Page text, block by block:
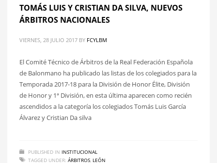
TOMÁS LUIS Y CRISTIAN DA SILVA, NUEVOS
ÁRBITROS NACIONALES
VIERNES, 28 JULIO 2017 BY FCYLBM
El Comité Técnico de Árbitros de la Real Federación Española
de Balonmano ha publicado las listas de los colegiados para la
Temporada 2017-18 para la División de Honor Élite, División
de Honor y 1ª División, en esta última aparecen como recién
ascendidos a la categoría los colegiados Tomás Luis García
Álvarez y Cristian Da silva
PUBLISHED IN INSTITUCIONAL
TAGGED UNDER: ÁRBITROS LEÓN